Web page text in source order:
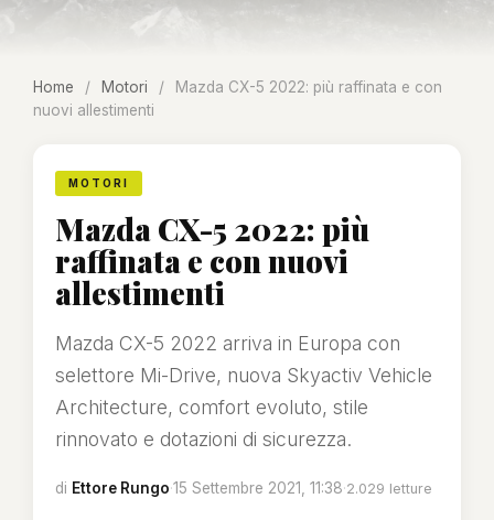
Home / Motori /
Mazda CX-5 2022: più raffinata e con
nuovi allestimenti
MOTORI
Mazda CX-5 2022: più
raffinata e con nuovi
allestimenti
Mazda CX-5 2022 arriva in Europa con
selettore Mi-Drive, nuova Skyactiv Vehicle
Architecture, comfort evoluto, stile
rinnovato e dotazioni di sicurezza.
di Ettore Rungo·15 Settembre 2021, 11:38·2.029 letture